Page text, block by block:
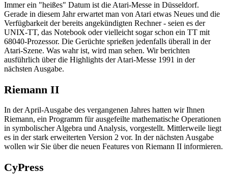
Immer ein "heißes" Datum ist die Atari-Messe in Düsseldorf.
Gerade in diesem Jahr erwartet man von Atari etwas Neues und die
Verfügbarkeit der bereits angekündigten Rechner - seien es der
UNIX-TT, das Notebook oder vielleicht sogar schon ein TT mit
68040-Prozessor. Die Gerüchte sprießen jedenfalls überall in der
Atari-Szene. Was wahr ist, wird man sehen. Wir berichten
ausführlich über die Highlights der Atari-Messe 1991 in der
nächsten Ausgabe.
Riemann II
In der April-Ausgabe des vergangenen Jahres hatten wir Ihnen
Riemann, ein Programm für ausgefeilte mathematische Operationen
in symbolischer Algebra und Analysis, vorgestellt. Mittlerweile liegt
es in der stark erweiterten Version 2 vor. In der nächsten Ausgabe
wollen wir Sie über die neuen Features von Riemann II informieren.
CyPress